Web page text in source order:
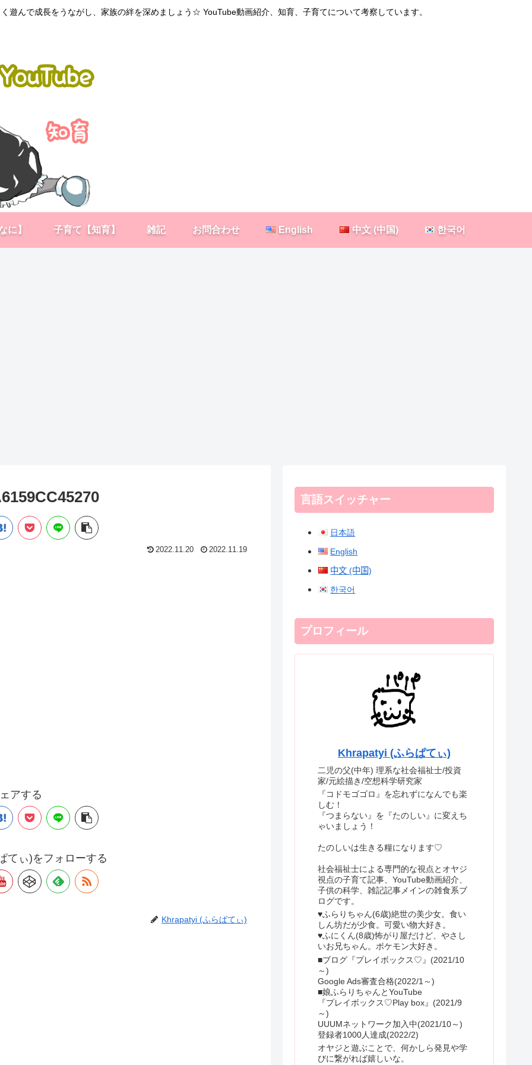
遊んで成長をうながし、家族の絆を深めましょう☆ YouTube動画紹介、知育、子育てについて考察しています。
に】 子育て【知育】 雑記 お問合わせ English 中文 (中国) 한국어
2022.11.20 2022.11.19
アする
てぃ)をフォローする
Khrapatyi (ふらぱてぃ)
言語スイッチャー
日本語
English
中文 (中国)
한국어
プロフィール
Khrapatyi (ふらぱてぃ)
二児の父(中年) 理系な社会福祉士/投資
家/元絵描き/空想科学研究家
『コドモゴゴロ』を忘れずになんでも楽
しむ！
『つまらない』を『たのしい』に変えち
ゃいましょう！
たのしいは生きる糧になります♡
社会福祉士による専門的な視点とオヤジ
視点の子育て記事、YouTube動画紹介、
子供の科学、雑記記事メインの雑食系ブ
ログです。
♥ふらりちゃん(6歳)絶世の美少女。食い
しん坊だが少食。可愛い物大好き。
♥ふにくん(8歳)怖がり屋だけど、やさし
いお兄ちゃん。ポケモン大好き。
■ブログ『プレイボックス♡』(2021/10
～)
Google Ads審査合格(2022/1～)
■娘ふらりちゃんとYouTube
『プレイボックス♡Play box』(2021/9
～)
UUUMネットワーク加入中(2021/10～)
登録者1000人達成(2022/2)
オヤジと遊ぶことで、何かしら発見や学
びに繋がれば嬉しいな。